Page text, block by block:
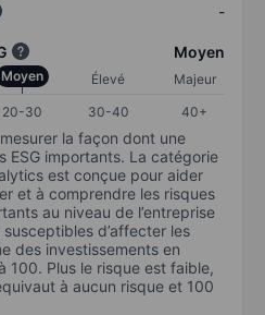
-
Moyen
Moyen Élevé
Majeur
20-30 30-40 40+
la façon dont une
ESG importants. La catégorie
est conçue pour aider
et à comprendre les risques
au niveau de l’entreprise
d’affecter les
des investissements en
100. Plus le risque est faible,
à aucun risque et 100